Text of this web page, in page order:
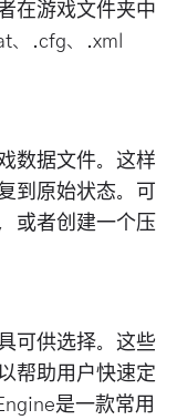
在游戏文件夹中
、.cfg、.xml
数据文件。这样
到原始状态。可
或者创建一个压
可供选择。这些
帮助用户快速定
是一款常用